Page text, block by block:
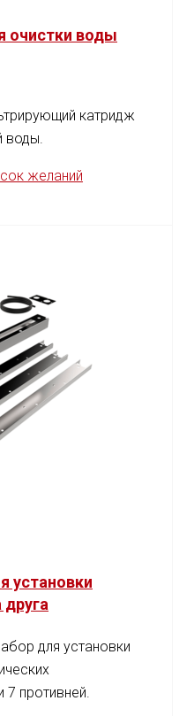
очистки воды
катридж
воды.
желаний
установки
друга
для установки
7 противней.